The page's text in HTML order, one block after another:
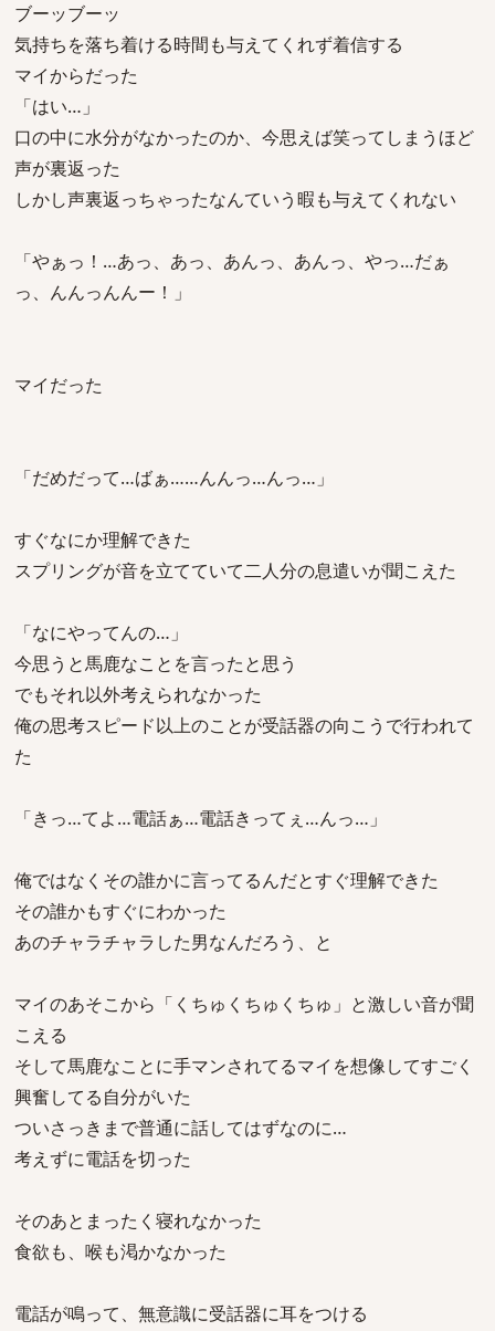
ブーッブーッ
気持ちを落ち着ける時間も与えてくれず着信する
マイからだった
「はい…」
口の中に水分がなかったのか、今思えば笑ってしまうほど
声が裏返った
しかし声裏返っちゃったなんていう暇も与えてくれない
「やぁっ！…あっ、あっ、あんっ、あんっ、やっ…だぁ
っ、んんっんんー！」
マイだった
「だめだって…ばぁ……んんっ…んっ…」
すぐなにか理解できた
スプリングが音を立てていて二人分の息遣いが聞こえた
「なにやってんの…」
今思うと馬鹿なことを言ったと思う
でもそれ以外考えられなかった
俺の思考スピード以上のことが受話器の向こうで行われて
た
「きっ…てよ…電話ぁ…電話きってぇ…んっ…」
俺ではなくその誰かに言ってるんだとすぐ理解できた
その誰かもすぐにわかった
あのチャラチャラした男なんだろう、と
マイのあそこから「くちゅくちゅくちゅ」と激しい音が聞
こえる
そして馬鹿なことに手マンされてるマイを想像してすごく
興奮してる自分がいた
ついさっきまで普通に話してはずなのに…
考えずに電話を切った
そのあとまったく寝れなかった
食欲も、喉も渇かなかった
電話が鳴って、無意識に受話器に耳をつける